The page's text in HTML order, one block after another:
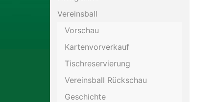
Vereinsball
Vorschau
Kartenvorverkauf
Tischreservierung
Vereinsball Rückschau
Geschichte